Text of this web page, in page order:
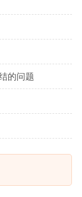
的问题